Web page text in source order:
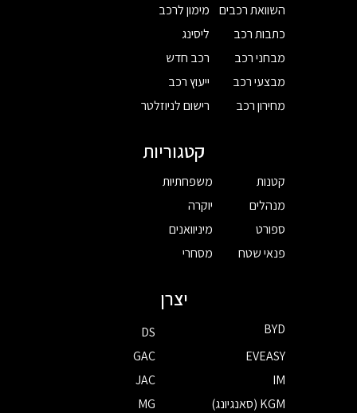
השוואת רכבים
כתבות רכב
מבחני רכב
מבצעי רכב
מחירון רכב
מימון לרכב
ליסינג
רכב חדש
ייעוץ רכב
רישום לניוזלטר
קטגוריות
קטנות
מנהלים
ספורט
פנאי שטח
משפחתיות
יוקרה
מיניוואנים
מסחרי
יצרן
BYD
DS
EVEASY
GAC
IM
JAC
KGM (סאנגיונג)
MG